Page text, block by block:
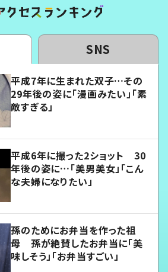
SNS
平成7年に生まれた双子…その
29年後の姿に「漫画みたい」「素
敵すぎる」
平成6年に撮った2ショット 30
年後の姿に…「美男美女」「こん
な夫婦になりたい」
孫のためにお弁当を作った祖
母 孫が絶賛したお弁当に「美
味しそう」「お弁当すごい」